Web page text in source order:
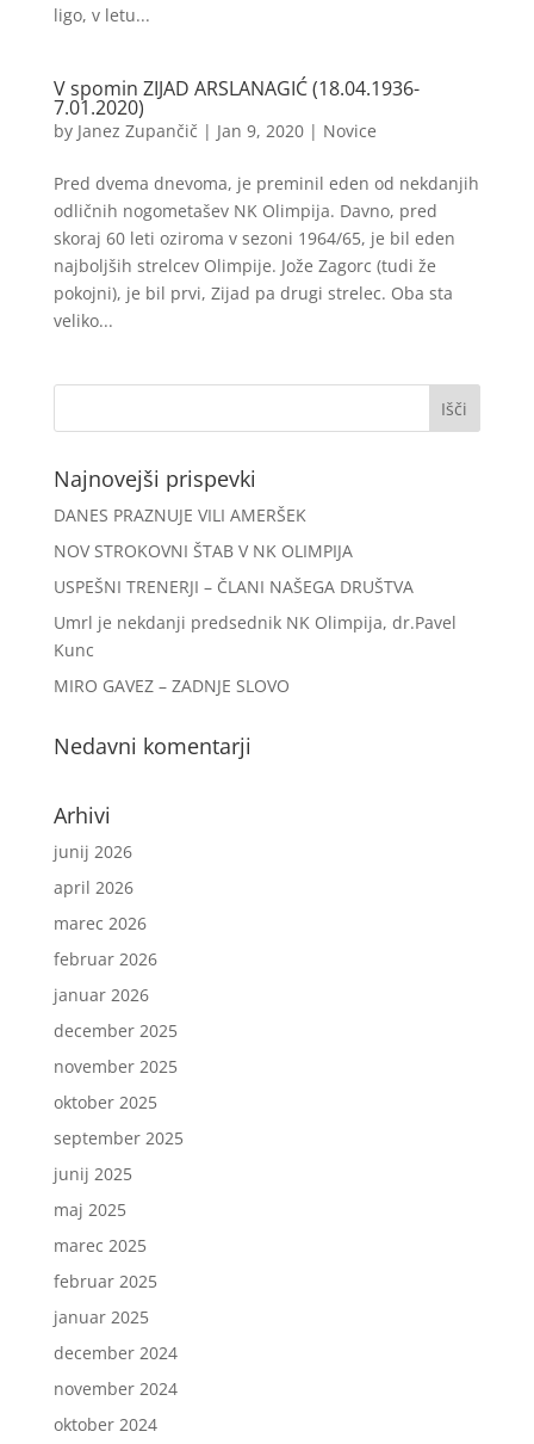
ligo, v letu...
V spomin ZIJAD ARSLANAGIĆ (18.04.1936-
7.01.2020)
by Janez Zupančič | Jan 9, 2020| Novice
Pred dvema dnevoma, je preminil eden od nekdanjih
odličnih nogometašev NK Olimpija. Davno, pred
skoraj 60 leti oziroma v sezoni 1964/65, je bil eden
najboljših strelcev Olimpije. Jože Zagorc (tudi že
pokojni), je bil prvi, Zijad pa drugi strelec. Oba sta
veliko...
Najnovejši prispevki
DANES PRAZNUJE VILI AMERŠEK
NOV STROKOVNI ŠTAB V NK OLIMPIJA
USPEŠNI TRENERJI – ČLANI NAŠEGA DRUŠTVA
Umrl je nekdanji predsednik NK Olimpija, dr.Pavel
Kunc
MIRO GAVEZ – ZADNJE SLOVO
Nedavni komentarji
Arhivi
junij 2026
april 2026
marec 2026
februar 2026
januar 2026
december 2025
november 2025
oktober 2025
september 2025
junij 2025
maj 2025
marec 2025
februar 2025
januar 2025
december 2024
november 2024
oktober 2024